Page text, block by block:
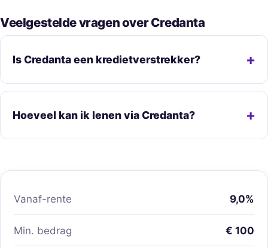
Veelgestelde vragen over Credanta
Is Credanta een kredietverstrekker?
Hoeveel kan ik lenen via Credanta?
Vanaf-rente 9,0%
Min. bedrag € 100